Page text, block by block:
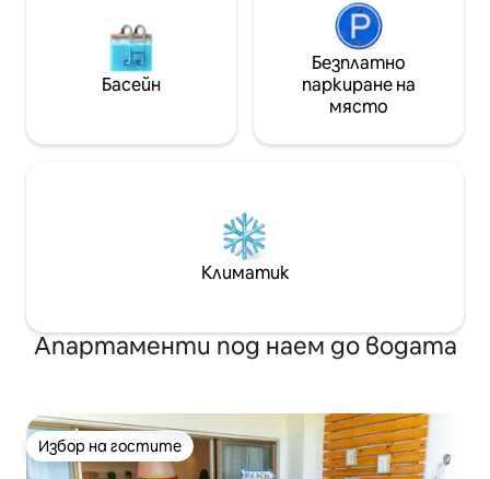
Басейн
Безплатно
паркиране на
място
Климатик
Апартаменти под наем до водата
Избор на гостите
Избор на гостите